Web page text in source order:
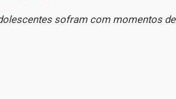
sofram com momentos de